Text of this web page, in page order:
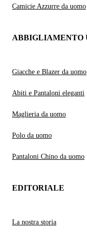
Camicie Azzurre da uomo
ABBIGLIAMENTO
Giacche e Blazer da uomo
Abiti e Pantaloni eleganti
Maglieria da uomo
Polo da uomo
Pantaloni Chino da uomo
EDITORIALE
La nostra storia